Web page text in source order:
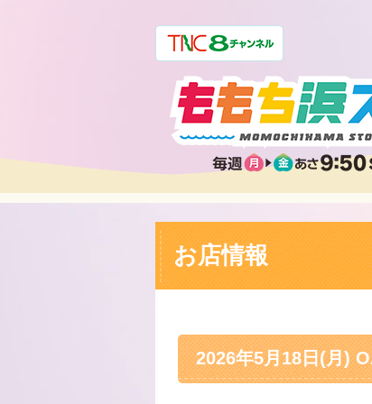
お店情報
2026年5月18日(月)